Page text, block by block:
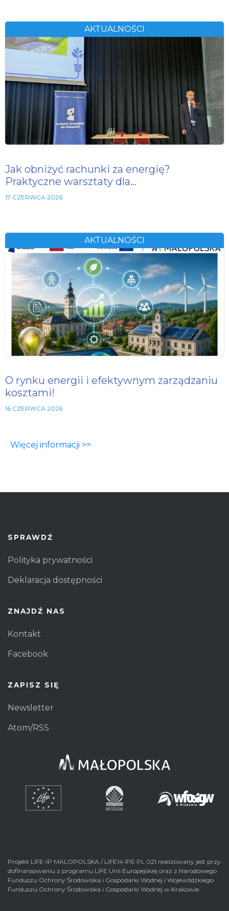
AKTUALNOŚCI
Jak obniżyć rachunki za energię?
Praktyczne warsztaty dla…
17 CZERWCA 2026
AKTUALNOŚCI
O rynku energii i efektywnym zarządzaniu
kosztami!
16 CZERWCA 2026
Więcej informacji >>
SPRAWDŹ
Polityka prywatności
Deklaracja dostępności
ZNAJDŹ NAS
Kontakt
Facebook
ZAPISZ SIĘ
Newsletter
Atom/RSS
Projekt LIFE-IP MALOPOLSKA / LIFE14 IPE PL 021 realizowany jest przy
dofinansowaniu z programu LIFE Unii Europejskiej oraz z Narodowego
Funduszu Ochrony Środowiska i Gospodarki Wodnej i Wojewódzkiego
Funduszu Ochrony Środowiska i Gospodarki Wodnej w Krakowie.